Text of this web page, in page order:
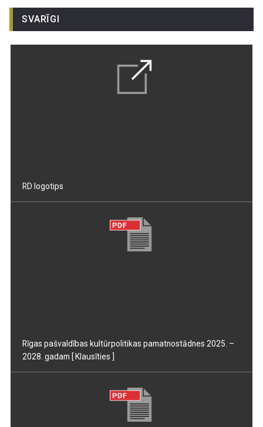
SVARĪGI
RD logotips
Rīgas pašvaldības kultūrpolitikas pamatnostādnes 2025. –
2028. gadam [ Klausīties ]